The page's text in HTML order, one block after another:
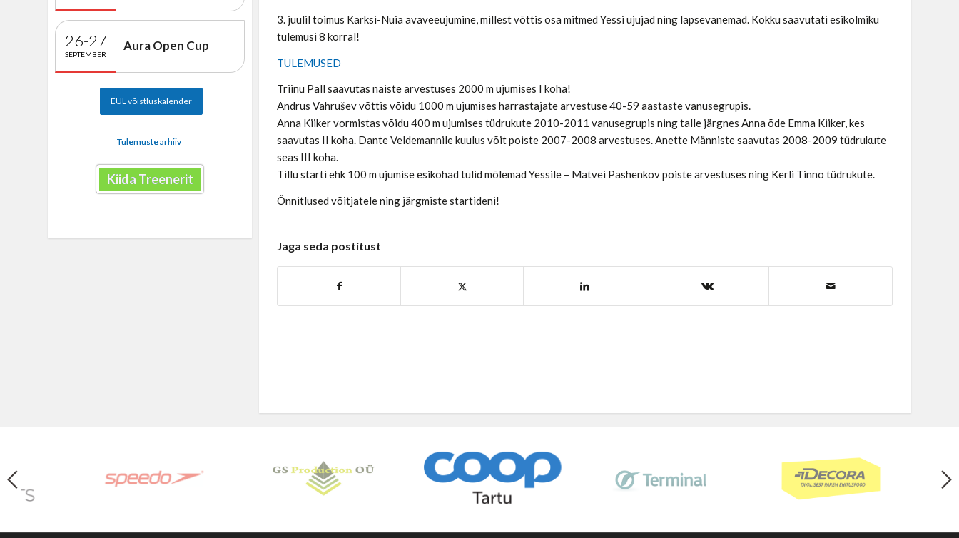
3. juulil toimus Karksi-Nuia avaveeujumine, millest võttis osa mitmed Yessi ujujad ning lapsevanemad. Kokku saavutati esikolmiku
tulemusi 8 korral!
TULEMUSED
Triinu Pall saavutas naiste arvestuses 2000 m ujumises I koha!
Andrus Vahrušev võttis võidu 1000 m ujumises harrastajate arvestuse 40-59 aastaste vanusegrupis.
Anna Kiiker vormistas võidu 400 m ujumises tüdrukute 2010-2011 vanusegrupis ning talle järgnes Anna õde Emma Kiiker, kes
saavutas II koha. Dante Veldemannile kuulus võit poiste 2007-2008 arvestuses. Anette Männiste saavutas 2008-2009 tüdrukute
seas III koha.
Tillu starti ehk 100 m ujumise esikohad tulid mõlemad Yessile – Matvei Pashenkov poiste arvestuses ning Kerli Tinno tüdrukute.
Õnnitlused võitjatele ning järgmiste startideni!
Jaga seda postitust
26-27
SEPTEMBER
Aura Open Cup
EUL võistluskalender
Tulemuste arhiiv
Kiida Treenerit